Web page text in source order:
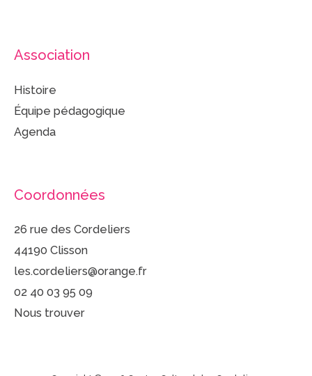
Association
Histoire
Équipe pédagogique
Agenda
Coordonnées
26 rue des Cordeliers
44190 Clisson
les.cordeliers@orange.fr
02 40 03 95 09
Nous trouver